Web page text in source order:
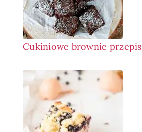
Cukiniowe brownie przepis